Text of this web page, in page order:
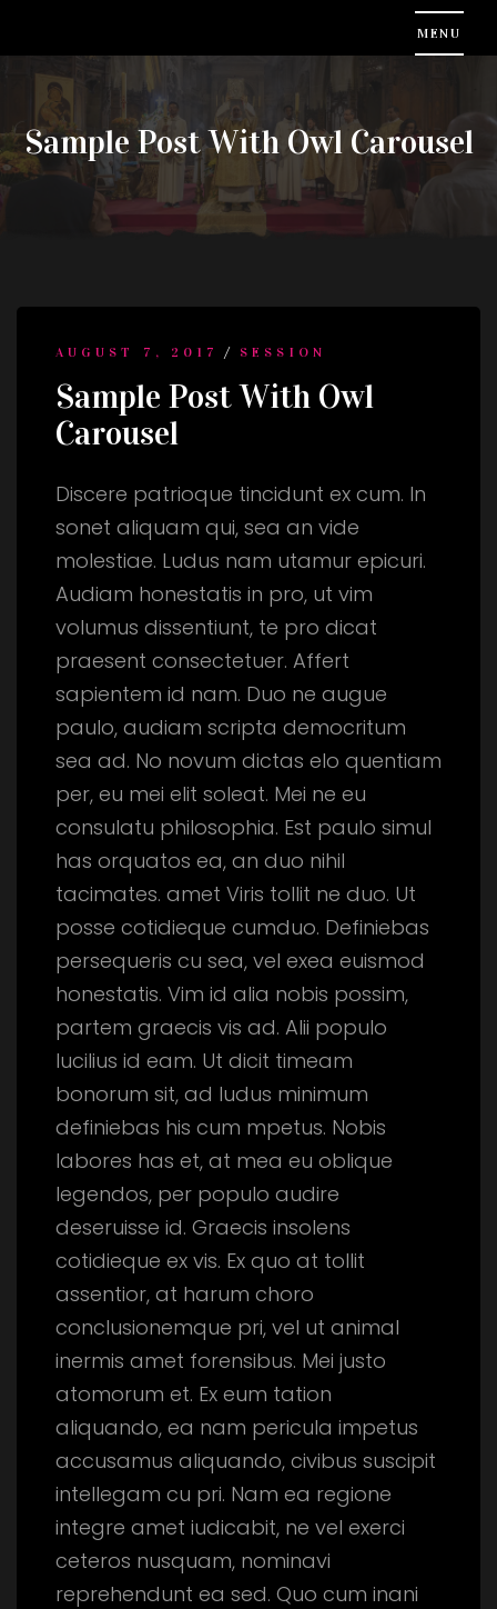
Sample Post With Owl Carousel
AUGUST 7, 2017 / SESSION
Sample Post With Owl
Carousel
Discere patrioque tincidunt ex cum. In
sonet aliquam qui, sea an vide
molestiae. Ludus nam utamur epicuri.
Audiam honestatis in pro, ut vim
volumus dissentiunt, te pro dicat
praesent consectetuer. Affert
sapientem id nam. Duo ne augue
paulo, audiam scripta democritum
sea ad. No novum dictas elo quentiam
per, eu mei elit soleat. Mei ne eu
consulatu philosophia. Est paulo simul
has orquatos ea, an duo nihil
tacimates. amet Viris tollit ne duo. Ut
posse cotidieque cumduo. Definiebas
persequeris cu sea, vel exea euismod
honestatis. Vim id alia nobis possim,
partem graecis vis ad. Alii populo
lucilius id eam. Ut dicit timeam
bonorum sit, ad ludus minimum
definiebas his cum mpetus. Nobis
labores has et, at mea eu oblique
legendos, per populo audire
deseruisse id. Graecis insolens
cotidieque ex vis. Ex quo at tollit
assentior, at harum choro
conclusionemque pri, vel ut animal
inermis amet forensibus. Mei justo
atomorum et. Ex eum tation
aliquando, ea nam pericula impetus
accusamus aliquando, civibus suscipit
intellegam cu pri. Nam ea regione
integre amet iudicabit, ne vel exerci
ceteros nusquam, nominavi
reprehendunt ea sed. Quo cum inani